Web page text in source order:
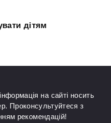
дітям
на сайті носить
Проконсультуйтеся з
рекомендацій!